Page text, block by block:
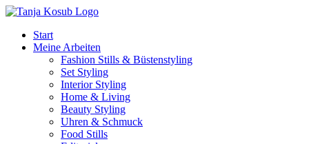
Zum
springenStart
Meine Arbeiten
Fashion Stills & Büstenstyling
Set Styling
Interior Styling
Home & Living
Beauty Styling
Uhren & Schmuck
Food Stills